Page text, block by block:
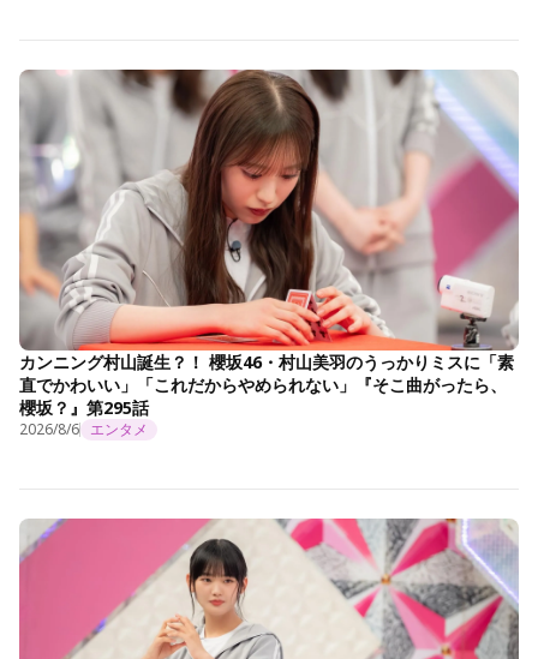
カンニング村山誕生？！ 櫻坂46・村山美羽のうっかりミスに「素
直でかわいい」「これだからやめられない」『そこ曲がったら、
櫻坂？』第295話
2026/8/6 エンタメ